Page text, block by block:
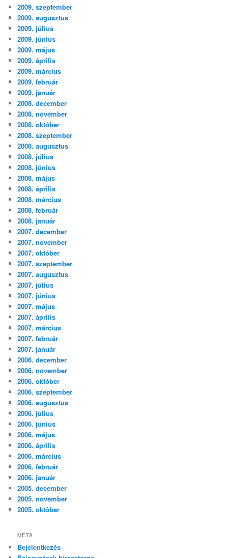
2009. szeptember
2009. augusztus
2009. július
2009. június
2009. május
2009. április
2009. március
2009. február
2009. január
2008. december
2008. november
2008. október
2008. szeptember
2008. augusztus
2008. július
2008. június
2008. május
2008. április
2008. március
2008. február
2008. január
2007. december
2007. november
2007. október
2007. szeptember
2007. augusztus
2007. július
2007. június
2007. május
2007. április
2007. március
2007. február
2007. január
2006. december
2006. november
2006. október
2006. szeptember
2006. augusztus
2006. július
2006. június
2006. május
2006. április
2006. március
2006. február
2006. január
2005. december
2005. november
2005. október
META
Bejelentkezés